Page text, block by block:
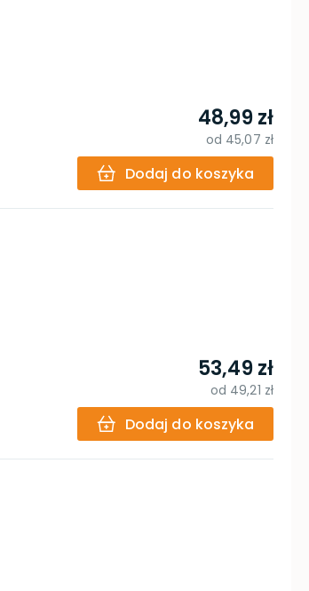
48,99 zł
od 45,07 zł
Dodaj do koszyka
53,49 zł
od 49,21 zł
Dodaj do koszyka